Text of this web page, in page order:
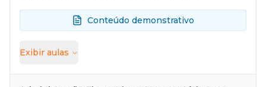
Conteúdo demonstrativo
Exibir aulas